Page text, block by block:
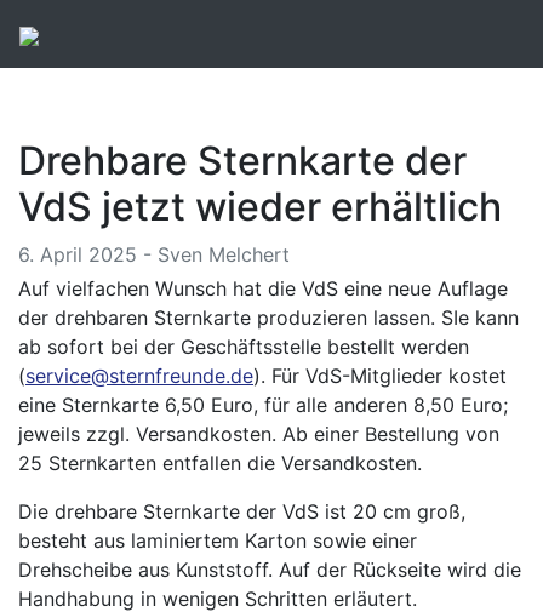
Drehbare Sternkarte der
VdS jetzt wieder erhältlich
6. April 2025 - Sven Melchert
Auf vielfachen Wunsch hat die VdS eine neue Auflage
der drehbaren Sternkarte produzieren lassen. SIe kann
ab sofort bei der Geschäftsstelle bestellt werden
(service@sternfreunde.de). Für VdS-Mitglieder kostet
eine Sternkarte 6,50 Euro, für alle anderen 8,50 Euro;
jeweils zzgl. Versandkosten. Ab einer Bestellung von
25 Sternkarten entfallen die Versandkosten.
Die drehbare Sternkarte der VdS ist 20 cm groß,
besteht aus laminiertem Karton sowie einer
Drehscheibe aus Kunststoff. Auf der Rückseite wird die
Handhabung in wenigen Schritten erläutert.